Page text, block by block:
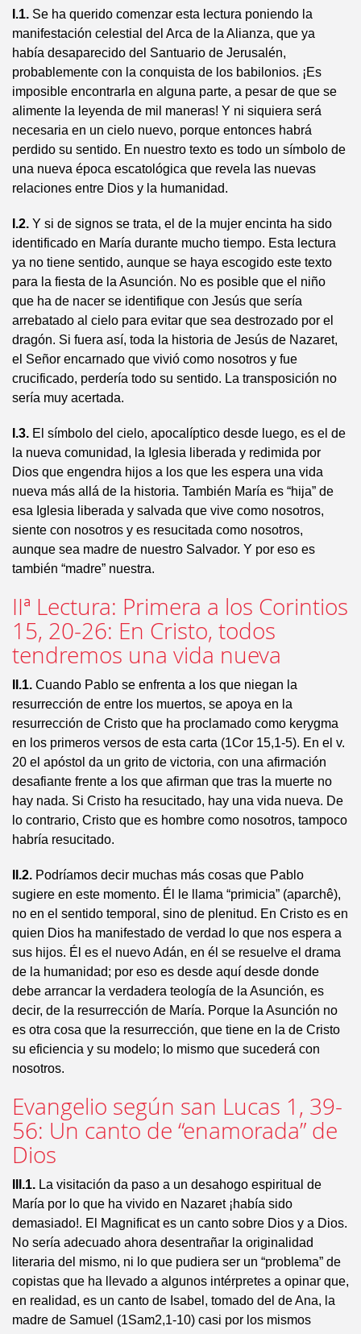
I.1. Se ha querido comenzar esta lectura poniendo la
manifestación celestial del Arca de la Alianza, que ya
había desaparecido del Santuario de Jerusalén,
probablemente con la conquista de los babilonios. ¡Es
imposible encontrarla en alguna parte, a pesar de que se
alimente la leyenda de mil maneras! Y ni siquiera será
necesaria en un cielo nuevo, porque entonces habrá
perdido su sentido. En nuestro texto es todo un símbolo de
una nueva época escatológica que revela las nuevas
relaciones entre Dios y la humanidad.
I.2. Y si de signos se trata, el de la mujer encinta ha sido
identificado en María durante mucho tiempo. Esta lectura
ya no tiene sentido, aunque se haya escogido este texto
para la fiesta de la Asunción. No es posible que el niño
que ha de nacer se identifique con Jesús que sería
arrebatado al cielo para evitar que sea destrozado por el
dragón. Si fuera así, toda la historia de Jesús de Nazaret,
el Señor encarnado que vivió como nosotros y fue
crucificado, perdería todo su sentido. La transposición no
sería muy acertada.
I.3. El símbolo del cielo, apocalíptico desde luego, es el de
la nueva comunidad, la Iglesia liberada y redimida por
Dios que engendra hijos a los que les espera una vida
nueva más allá de la historia. También María es “hija” de
esa Iglesia liberada y salvada que vive como nosotros,
siente con nosotros y es resucitada como nosotros,
aunque sea madre de nuestro Salvador. Y por eso es
también “madre” nuestra.
IIª Lectura: Primera a los Corintios
15, 20-26: En Cristo, todos
tendremos una vida nueva
II.1. Cuando Pablo se enfrenta a los que niegan la
resurrección de entre los muertos, se apoya en la
resurrección de Cristo que ha proclamado como kerygma
en los primeros versos de esta carta (1Cor 15,1-5). En el v.
20 el apóstol da un grito de victoria, con una afirmación
desafiante frente a los que afirman que tras la muerte no
hay nada. Si Cristo ha resucitado, hay una vida nueva. De
lo contrario, Cristo que es hombre como nosotros, tampoco
habría resucitado.
II.2. Podríamos decir muchas más cosas que Pablo
sugiere en este momento. Él le llama “primicia” (aparchê),
no en el sentido temporal, sino de plenitud. En Cristo es en
quien Dios ha manifestado de verdad lo que nos espera a
sus hijos. Él es el nuevo Adán, en él se resuelve el drama
de la humanidad; por eso es desde aquí desde donde
debe arrancar la verdadera teología de la Asunción, es
decir, de la resurrección de María. Porque la Asunción no
es otra cosa que la resurrección, que tiene en la de Cristo
su eficiencia y su modelo; lo mismo que sucederá con
nosotros.
Evangelio según san Lucas 1, 39-
56: Un canto de “enamorada” de
Dios
III.1. La visitación da paso a un desahogo espiritual de
María por lo que ha vivido en Nazaret ¡había sido
demasiado!. El Magnificat es un canto sobre Dios y a Dios.
No sería adecuado ahora desentrañar la originalidad
literaria del mismo, ni lo que pudiera ser un “problema” de
copistas que ha llevado a algunos intérpretes a opinar que,
en realidad, es un canto de Isabel, tomado del de Ana, la
madre de Samuel (1Sam2,1-10) casi por los mismos